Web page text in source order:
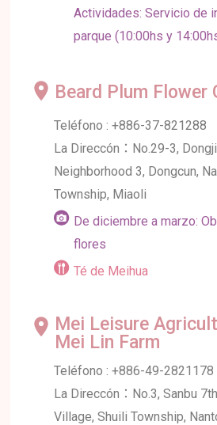
Actividades: Servicio de
parque (10:00hs y
Beard Plum Flower
Teléfono : +886-37-821288
La Direccón：No.29-3,
Neighborhood 3, Dongcun,
Township, Miaoli
De diciembre a marzo:
flores
Té de Meihua
Mei Leisure
Mei Lin Farm
Teléfono : +886-49-
La Direccón：No.3, Sanbu
Village, Shuili Township,